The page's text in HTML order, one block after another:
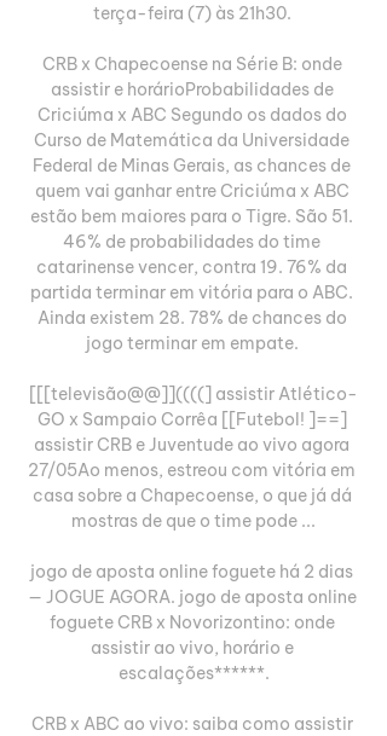
terça-feira (7) às 21h30.
CRB x Chapecoense na Série B: onde
assistir e horárioProbabilidades de
Criciúma x ABC Segundo os dados do
Curso de Matemática da Universidade
Federal de Minas Gerais, as chances de
quem vai ganhar entre Criciúma x ABC
estão bem maiores para o Tigre. São 51.
46% de probabilidades do time
catarinense vencer, contra 19. 76% da
partida terminar em vitória para o ABC.
Ainda existem 28. 78% de chances do
jogo terminar em empate.
[[[televisão@@]]((((] assistir Atlético-
GO x Sampaio Corrêa [[Futebol! ]==]
assistir CRB e Juventude ao vivo agora
27/05Ao menos, estreou com vitória em
casa sobre a Chapecoense, o que já dá
mostras de que o time pode ...
jogo de aposta online foguete há 2 dias
— JOGUE AGORA. jogo de aposta online
foguete CRB x Novorizontino: onde
assistir ao vivo, horário e
escalações******.
CRB x ABC ao vivo: saiba como assistir